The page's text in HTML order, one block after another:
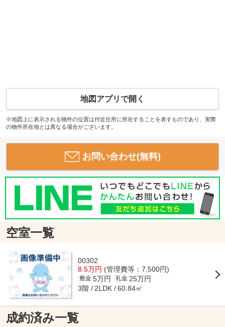
地図アプリで開く
※地図上に表示される物件の位置は付近住所に所在することを表すものであり、実際
の物件所在地とは異なる場合がございます。
お問い合わせ(無料)
空室一覧
00302
8.5万円 (管理費等：7,500円)
敷金 5万円 礼金 25万円
3階 2LDK 60.84㎡
成約済み一覧